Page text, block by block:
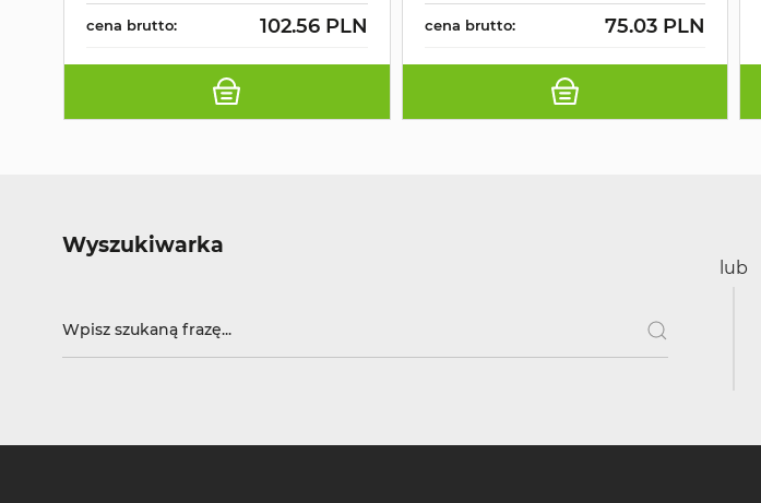
cena brutto: 102.56 PLN cena brutto: 75.03 PLN
Wyszukiwarka
lub